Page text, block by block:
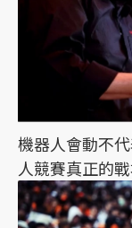
機器人會動不
人競賽真正的